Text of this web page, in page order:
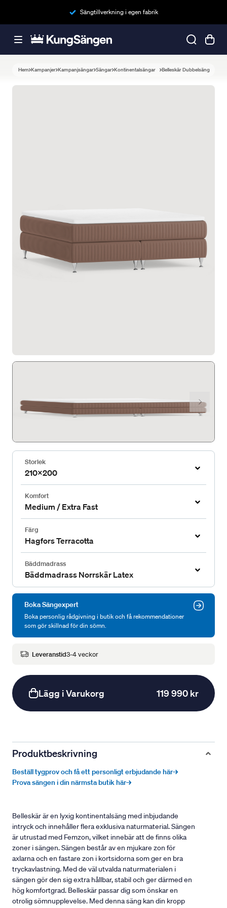
Sängtillverkning i egen fabrik
Hem Kampanjer Kampanjsängar Sängar Kontinentalsängar Belleskär Dubbelsäng
Storlek
210x200
Komfort
Medium / Extra Fast
Färg
Hagfors Terracotta
Bäddmadrass
Bäddmadrass Norrskär Latex
Boka Sängexpert
Boka personlig rådgivning i butik och få rekommendationer
som gör skillnad för din sömn.
Leveranstid3-4 veckor
Lägg i Varukorg 119 990 kr
Produktbeskrivning
Beställ tygprov och få ett personligt erbjudande här→
Prova sängen i din närmsta butik här→
Belleskär är en lyxig kontinentalsäng med inbjudande
intryck och innehåller flera exklusiva naturmaterial. Sängen
är utrustad med Femzon, vilket innebär att de finns olika
zoner i sängen. Sängen består av en mjukare zon för
axlarna och en fastare zon i kortsidorna som ger en bra
tryckavlastning. Med de väl utvalda naturmaterialen i
sängen gör den sig extra hållbar, stabil och ger därmed en
hög komfortgrad. Belleskär passar dig som önskar en
otrolig sömnupplevelse. Med denna säng kan din kropp